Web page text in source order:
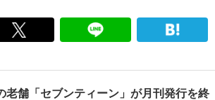
老舗「セブンティーン」が月刊発行を終